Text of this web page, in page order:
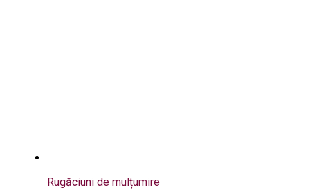
Rugăciuni de mulțumire